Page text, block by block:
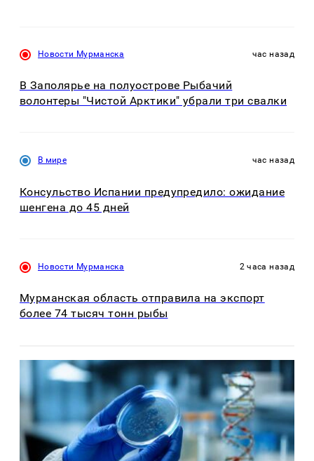
Новости Мурманска час назад
В Заполярье на полуострове Рыбачий
волонтеры "Чистой Арктики" убрали три свалки
В мире час назад
Консульство Испании предупредило: ожидание
шенгена до 45 дней
Новости Мурманска 2 часа назад
Мурманская область отправила на экспорт
более 74 тысяч тонн рыбы